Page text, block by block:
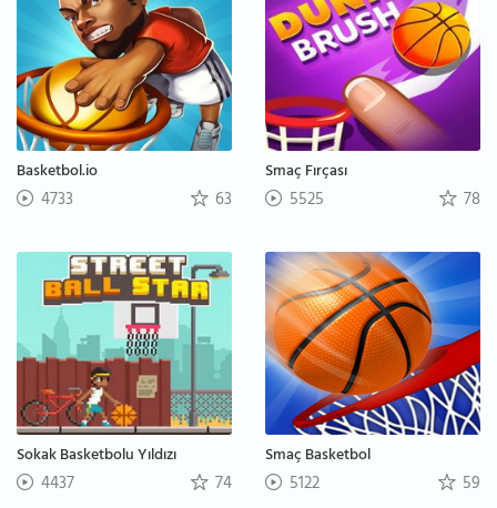
Basketbol.io
4733 63
Smaç Fırçası
5525 78
Sokak Basketbolu Yıldızı
4437 74
Smaç Basketbol
5122 59